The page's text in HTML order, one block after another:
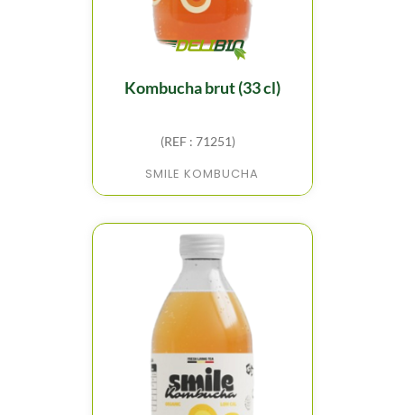
kombucha brut (33 cl)
(REF : 71251)
SMILE KOMBUCHA